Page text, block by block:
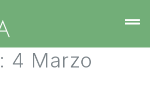
4 Marzo